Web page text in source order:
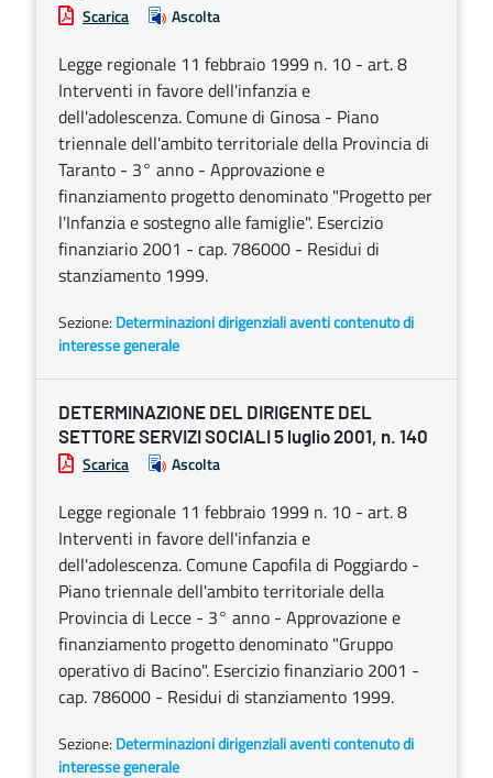
Scarica Ascolta
Legge regionale 11 febbraio 1999 n. 10 - art. 8
Interventi in favore dell'infanzia e
dell'adolescenza. Comune di Ginosa - Piano
triennale dell'ambito territoriale della Provincia di
Taranto - 3° anno - Approvazione e
finanziamento progetto denominato "Progetto per
l'Infanzia e sostegno alle famiglie". Esercizio
finanziario 2001 - cap. 786000 - Residui di
stanziamento 1999.
Sezione: Determinazioni dirigenziali aventi contenuto di
interesse generale
DETERMINAZIONE DEL DIRIGENTE DEL
SETTORE SERVIZI SOCIALI 5 luglio 2001, n. 140
Scarica Ascolta
Legge regionale 11 febbraio 1999 n. 10 - art. 8
Interventi in favore dell'infanzia e
dell'adolescenza. Comune Capofila di Poggiardo -
Piano triennale dell'ambito territoriale della
Provincia di Lecce - 3° anno - Approvazione e
finanziamento progetto denominato "Gruppo
operativo di Bacino". Esercizio finanziario 2001 -
cap. 786000 - Residui di stanziamento 1999.
Sezione: Determinazioni dirigenziali aventi contenuto di
interesse generale